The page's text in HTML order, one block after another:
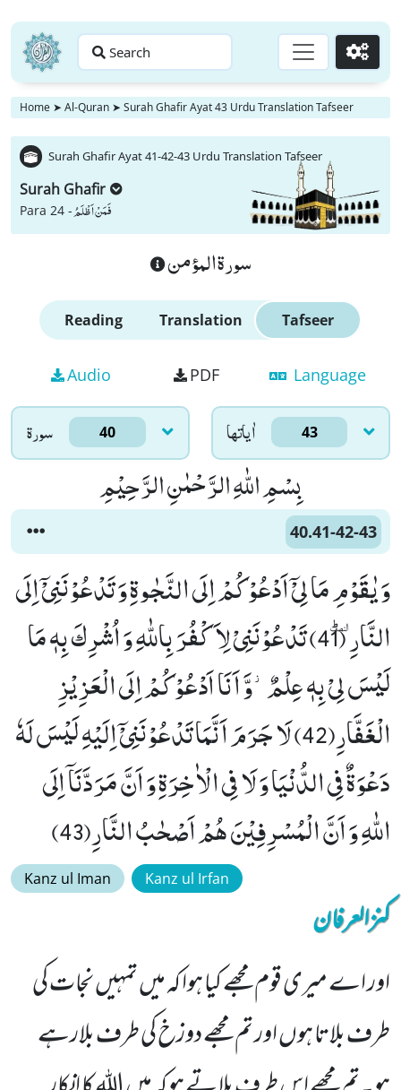
Search Go
Home ➤ Al-Quran ➤ Surah Ghafir Ayat 43 Urdu Translation Tafseer
Surah Ghafir Ayat 41-42-43 Urdu Translation Tafseer
Surah Ghafir
Para 24 -فَمَنْ اَظْلَمُ
سورة المؤمن
Reading Translation Tafseer
Audio PDF Language
سورۃ 40 اٰياتها 43
بِسْمِ اللّٰهِ الرَّحْمٰنِ الرَّحِیْمِ
40.41-42-43
وَ یٰقَوْمِ مَا لِیْۤ اَدْعُوْكُمْ اِلَى النَّجٰوةِ وَ تَدْعُوْنَنِیْۤ اِلَى
النَّارِﭤٜ (41) تَدْعُوْنَنِیْ لِاَكْفُرَ بِاللّٰهِ وَ اُشْرِكَ بِهٖ مَا
لَیْسَ لِیْ بِهٖ عِلْمٌ٘-وَّ اَنَا اَدْعُوْكُمْ اِلَى الْعَزِیْزِ
الْغَفَّارِ(42) لَا جَرَمَ اَنَّمَا تَدْعُوْنَنِیْۤ اِلَیْهِ لَیْسَ لَهٗ
دَعْوَةٌ فِی الدُّنْیَا وَ لَا فِی الْاٰخِرَةِ وَ اَنَّ مَرَدَّنَاۤ اِلَى
اللّٰهِ وَ اَنَّ الْمُسْرِفِیْنَ هُمْ اَصْحٰبُ النَّارِ(43)
Kanz ul Iman Kanz ul Irfan
کنزالعرفان
اور اے میری قوم مجھے کیا ہوا کہ میں تمہیں نجات کی
طرف بلاتا ہوں اور تم مجھے دوزخ کی طرف بلارہے